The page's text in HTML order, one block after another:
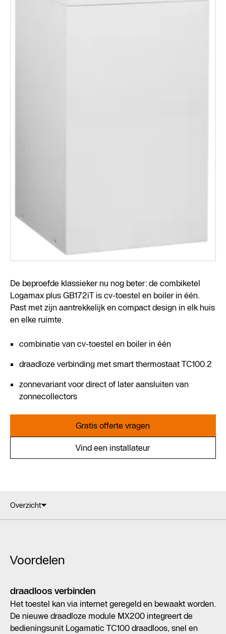
De beproefde klassieker nu nog beter: de combiketel
Logamax plus GB172iT is cv-toestel en boiler in één.
Past met zijn aantrekkelijk en compact design in elk huis
en elke ruimte.
combinatie van cv-toestel en boiler in één
draadloze verbinding met smart thermostaat TC100.2
zonnevariant voor direct of later aansluiten van
zonnecollectors
Gratis offerte vragen
Vind een installateur
Overzicht
Voordelen
draadloos verbinden
Het toestel kan via internet geregeld en bewaakt worden.
De nieuwe draadloze module MX200 integreert de
bedieningsunit Logamatic TC100 draadloos, snel en